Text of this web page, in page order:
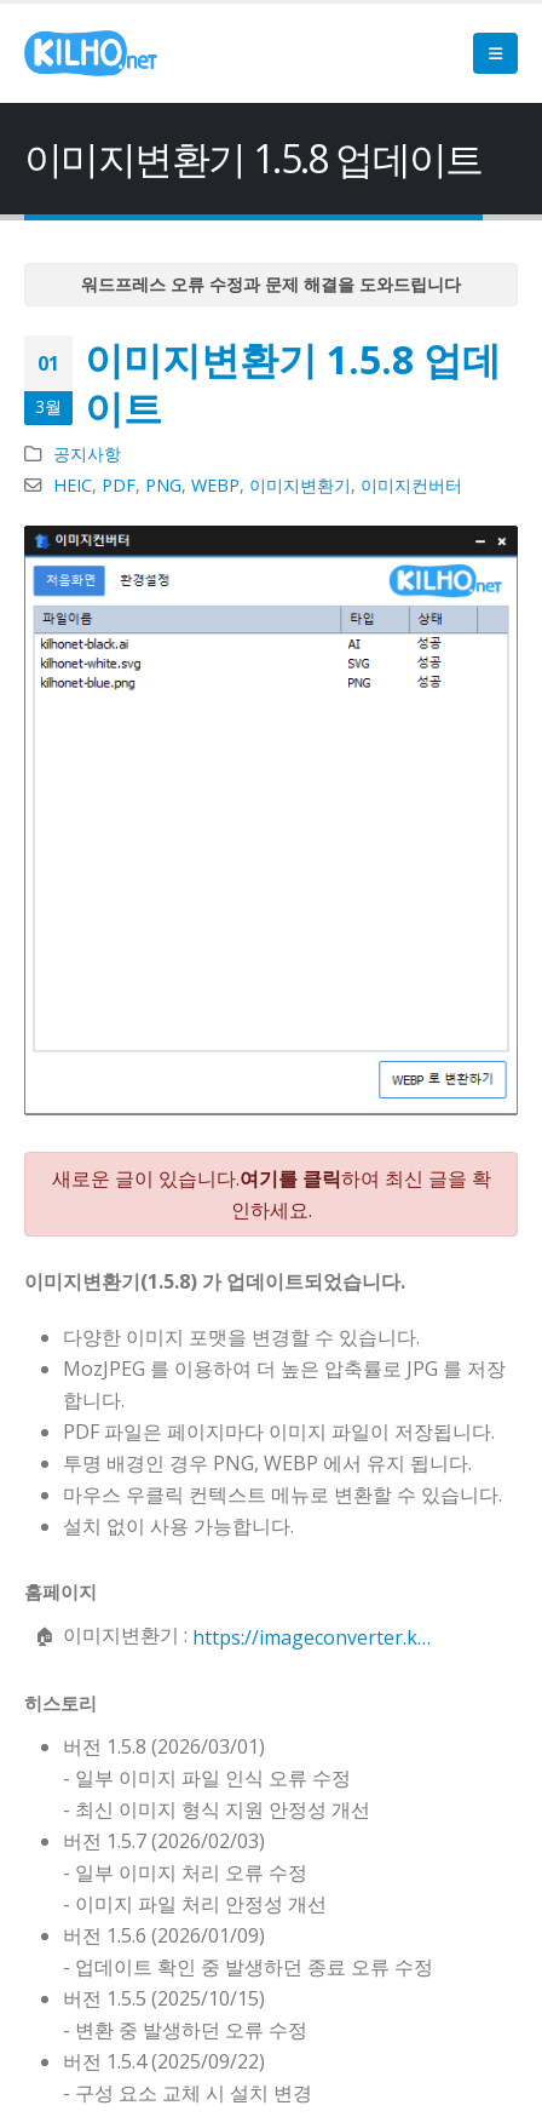
이미지변환기 1.5.8 업데이트
워드프레스 오류 수정과 문제 해결을 도와드립니다
워드프레스 오류 수정과 문제 해결을 도와드립니다
워드프레스 오류 수정과 문제 해결을 도와드립니다
워드프레스 오류 수정과 문제 해결을 도와드립니다
01
3월
이미지변환기 1.5.8 업데
이트
공지사항
HEIC, PDF, PNG,WEBP, 이미지변환기, 이미지컨버터
새로운 글이 있습니다.여기를 클릭하여 최신 글을 확
인하세요.
이미지변환기(1.5.8) 가 업데이트되었습니다.
다양한 이미지 포맷을 변경할 수 있습니다.
MozJPEG 를 이용하여 더 높은 압축률로 JPG 를 저장
합니다.
PDF 파일은 페이지마다 이미지 파일이 저장됩니다.
투명 배경인 경우 PNG, WEBP 에서 유지 됩니다.
마우스 우클릭 컨텍스트 메뉴로 변환할 수 있습니다.
설치 없이 사용 가능합니다.
홈페이지
이미지변환기 : https://imageconverter.kilho.net
히스토리
버전 1.5.8 (2026/03/01)
- 일부 이미지 파일 인식 오류 수정
- 최신 이미지 형식 지원 안정성 개선
버전 1.5.7 (2026/02/03)
- 일부 이미지 처리 오류 수정
- 이미지 파일 처리 안정성 개선
버전 1.5.6 (2026/01/09)
- 업데이트 확인 중 발생하던 종료 오류 수정
버전 1.5.5 (2025/10/15)
- 변환 중 발생하던 오류 수정
버전 1.5.4 (2025/09/22)
- 구성 요소 교체 시 설치 변경